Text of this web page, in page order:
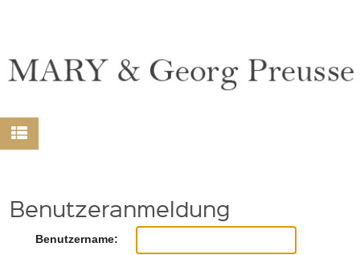
Benutzeranmeldung
Benutzername: